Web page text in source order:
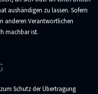
aushändigen zu lassen. Sofern
anderen Verantwortlichen
machbar ist.
Schutz der Übertragung